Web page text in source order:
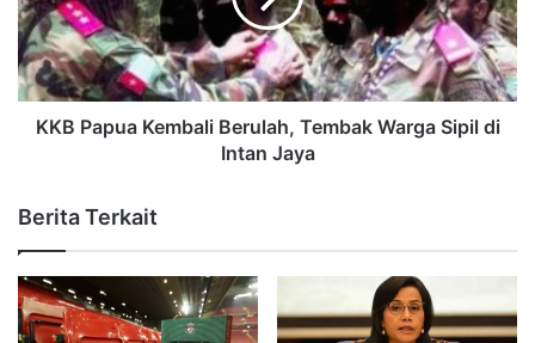
KKB Papua Kembali Berulah, Tembak Warga Sipil di
Intan Jaya
Berita Terkait